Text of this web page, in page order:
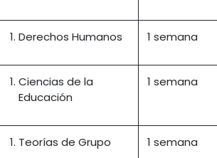
Derechos Humanos 1 semana
Ciencias de la
Educación
1 semana
Teorías de Grupo 1 semana